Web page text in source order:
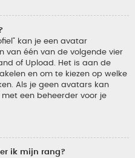
kan je een avatar
van één van de volgende vier
of Upload. Het is aan de
en om te kiezen op welke
Als je geen avatars kan
een beheerder voor je
ik mijn rang?